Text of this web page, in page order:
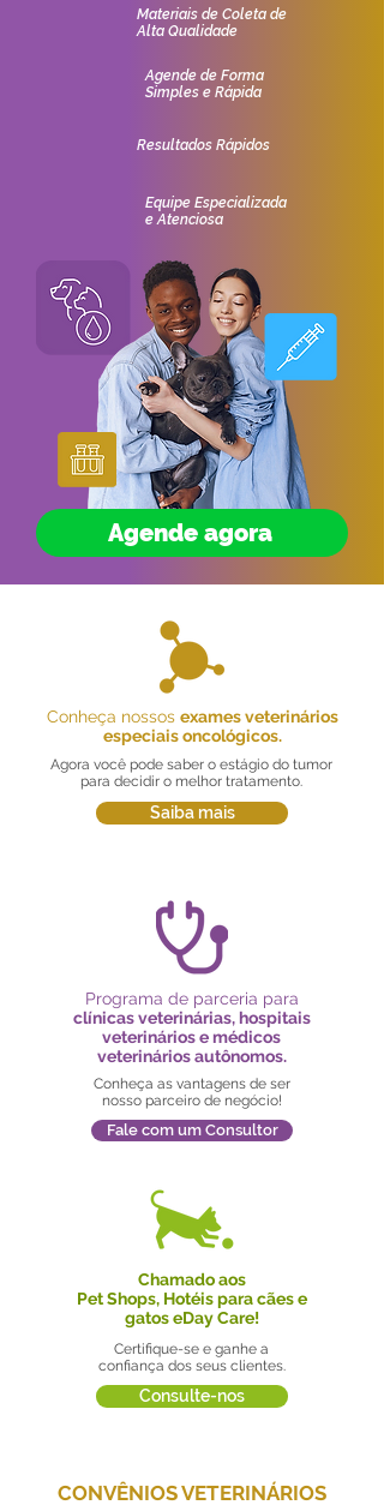
Materiais de Coleta de
Alta Qualidade
Agende de Forma
Simples e Rápida
Resultados Rápidos
Equipe Especializada
e Atenciosa
Agende agora
Conheça nossos exames veterinários
especiais oncológicos.
Agora você pode saber o estágio do tumor
para decidir o melhor tratamento.
Saiba mais
Programa de parceria para
clínicas veterinárias, hospitais
veterinários e médicos
veterinários autônomos.
Conheça as vantagens de ser
nosso parceiro de negócio!
Fale com um Consultor
Chamado aos
Pet Shops, Hotéis para cães e
gatos eDay Care!
Certifique-se e ganhe a
confiança dos seus clientes.
Consulte-nos
CONVÊNIOS VETERINÁRIOS